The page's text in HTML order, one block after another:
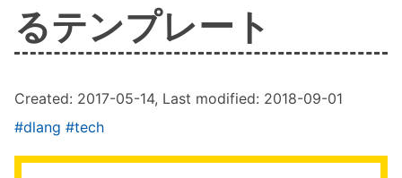
るテンプレート
Created: 2017-05-14, Last modified: 2018-09-01
#dlang #tech